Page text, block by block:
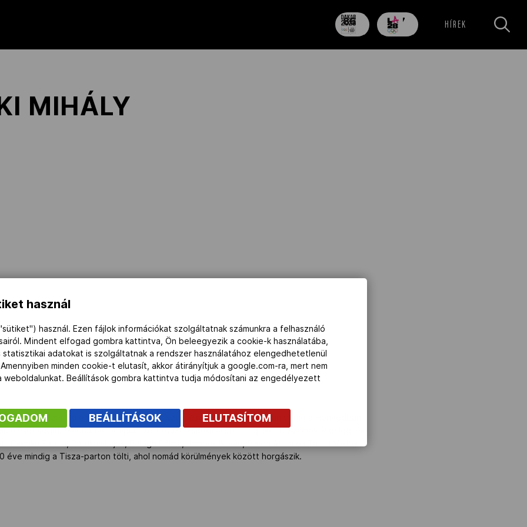
86
nap
707
nap HÍREK
MIHÁLY
Szakedzői diplomáját 1984-ben szerezte, és edzői karrierje során végig a Honvédban
segíti. Már három olimpián vett részt a szakmai stáb tagjaként. Számos jelenlegi és
Csonka Zsófia, Pálinkás Lajos, Balogh Pálma, Jambrik István, Simon Attila és Tátrai Miklós
éve mindig a Tisza-parton tölti, ahol nomád körülmények között horgászik.
használ
használ. Ezen fájlok információkat szolgáltatnak számunkra a felhasználó
Mindent elfogad gombra kattintva, Ön beleegyezik a cookie-k használatába,
statisztikai adatokat is szolgáltatnak a rendszer használatához elengedhetetlenül
minden cookie-t elutasít, akkor átirányítjuk a google.com-ra, mert nem
weboldalunkat. Beállítások gombra kattintva tudja módosítani az engedélyezett
BEÁLLÍTÁSOK ELUTASÍTOM